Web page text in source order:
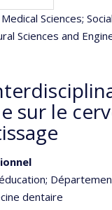
Sciences;
Sciences and
sur le
;
dentaire